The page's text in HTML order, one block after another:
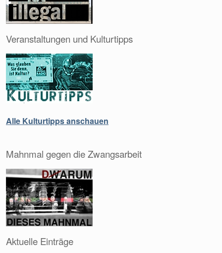
Veranstaltungen und Kulturtipps
Alle Kulturtipps anschauen
Mahnmal gegen die Zwangsarbeit
Aktuelle Einträge